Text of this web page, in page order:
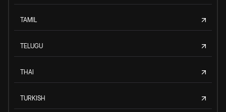
TAMIL
TELUGU
THAI
TURKISH